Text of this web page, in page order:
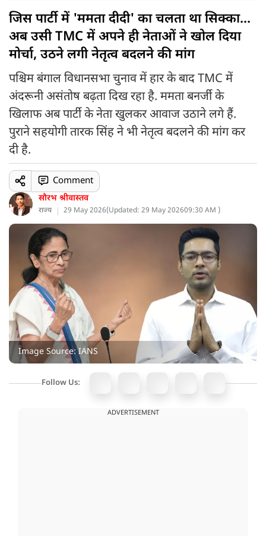
जिस पार्टी में 'ममता दीदी' का चलता था सिक्का...
अब उसी TMC में अपने ही नेताओं ने खोल दिया
मोर्चा, उठने लगी नेतृत्व बदलने की मांग
पश्चिम बंगाल विधानसभा चुनाव में हार के बाद TMC में
अंदरूनी असंतोष बढ़ता दिख रहा है. ममता बनर्जी के
खिलाफ अब पार्टी के नेता खुलकर आवाज उठाने लगे हैं.
पुराने सहयोगी तारक सिंह ने भी नेतृत्व बदलने की मांग कर
दी है.
सौरभ श्रीवास्तव
राज्य 29 May 2026(Updated: 29 May 202609:30 AM )
Comment
Image Source: IANS
Follow Us:
ADVERTISEMENT